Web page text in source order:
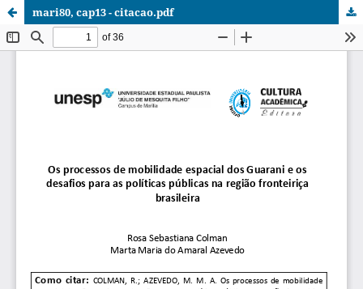
mari80, cap13 - citacao.pdf